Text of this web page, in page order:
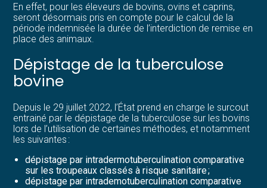
En effet, pour les éleveurs de bovins, ovins et caprins,
seront désormais pris en compte pour le calcul de la
période indemnisée la durée de l’interdiction de remise en
place des animaux.
Dépistage de la tuberculose
bovine
Depuis le 29 juillet 2022, l’État prend en charge le surcout
entrainé par le dépistage de la tuberculose sur les bovins
lors de l’utilisation de certaines méthodes, et notamment
les suivantes :
dépistage par intradermotuberculination comparative
sur les troupeaux classés à risque sanitaire ;
dépistage par intrademotuberculination comparative